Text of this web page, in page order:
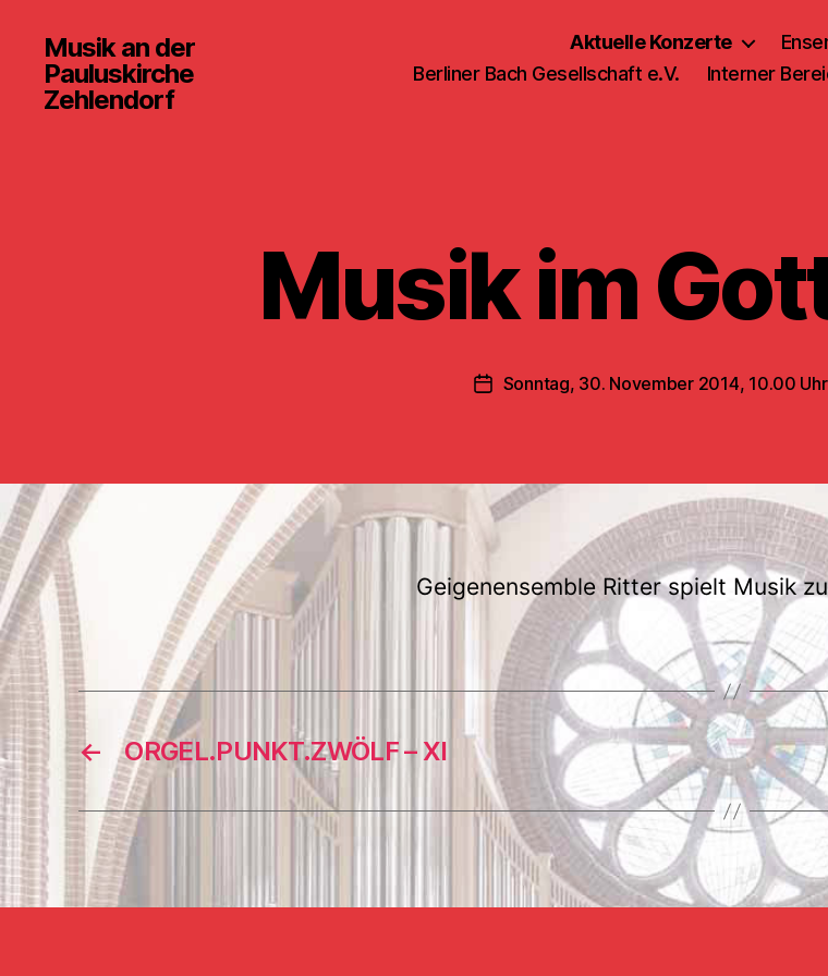
Musik an der
Pauluskirche
Zehlendorf
Aktuelle Konzerte
Berliner Bach Gesellschaft e.V.
Interner
Musik im
Veröffentlichungsdatum
Sonntag, 30. November 2014, 10.00 Uhr
Geigenensemble Ritter spielt Musik
← ORGEL.PUNKT.ZWÖLF – XI